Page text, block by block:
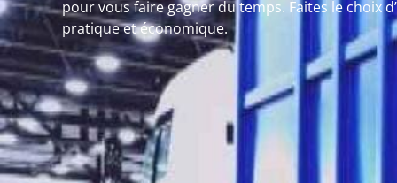
pour vous faire gagner du temps. Faites le choix
pratique et économique.